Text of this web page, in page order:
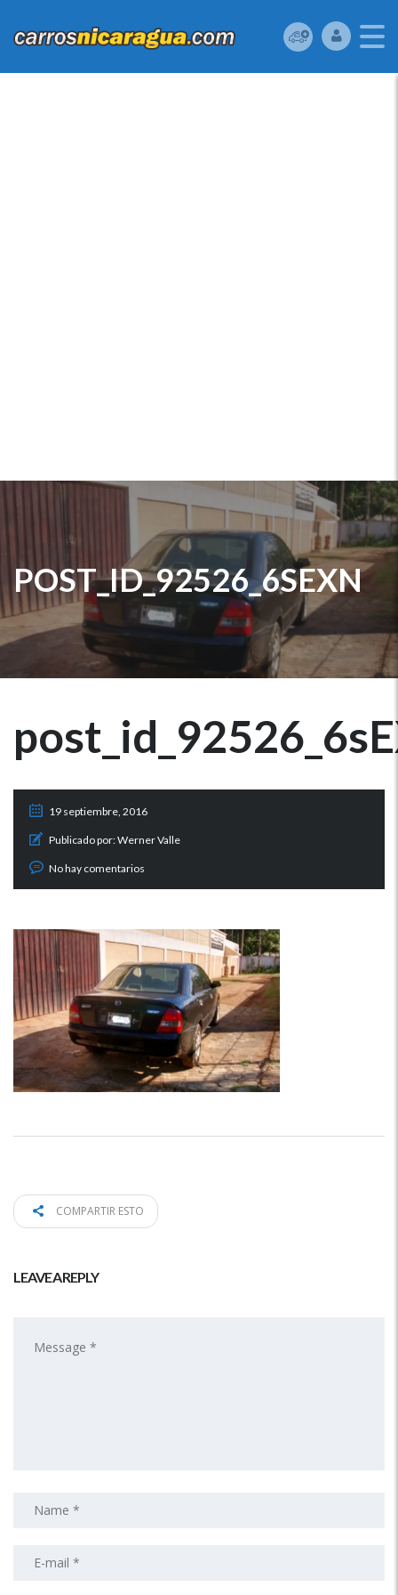
POST_ID_92526_6SEXN
19 septiembre, 2016
Publicado por:Werner Valle
No hay comentarios
COMPARTIR ESTO
LEAVE A REPLY